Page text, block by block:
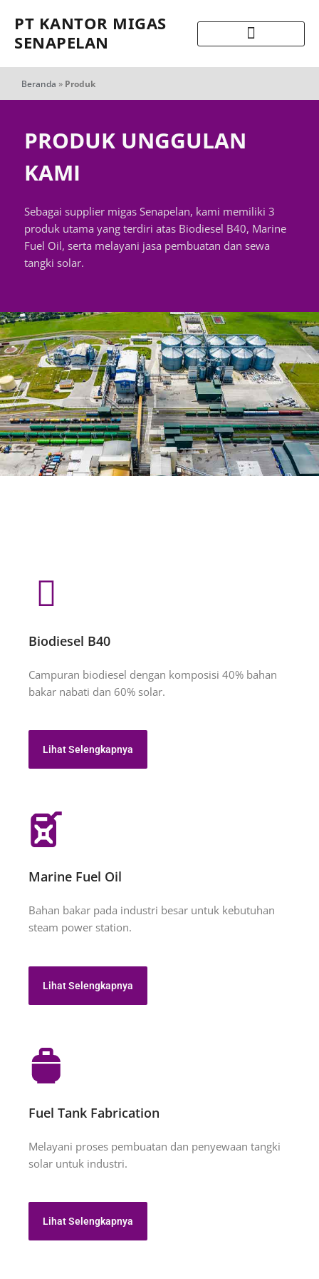
PT KANTOR MIGAS
SENAPELAN
Beranda » Produk
PRODUK UNGGULAN
KAMI
Sebagai supplier migas Senapelan, kami memiliki 3
produk utama yang terdiri atas Biodiesel B40, Marine
Fuel Oil, serta melayani jasa pembuatan dan sewa
tangki solar.
Biodiesel B40
Campuran biodiesel dengan komposisi 40% bahan
bakar nabati dan 60% solar.
Lihat Selengkapnya
Marine Fuel Oil
Bahan bakar pada industri besar untuk kebutuhan
steam power station.
Lihat Selengkapnya
Fuel Tank Fabrication
Melayani proses pembuatan dan penyewaan tangki
solar untuk industri.
Lihat Selengkapnya